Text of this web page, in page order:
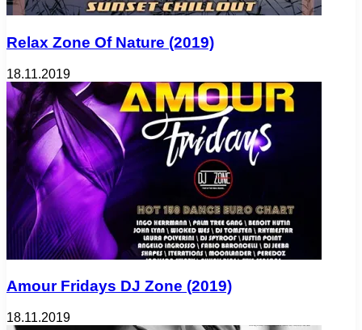
Relax Zone Of Nature (2019)
18.11.2019
Amour Fridays DJ Zone (2019)
18.11.2019